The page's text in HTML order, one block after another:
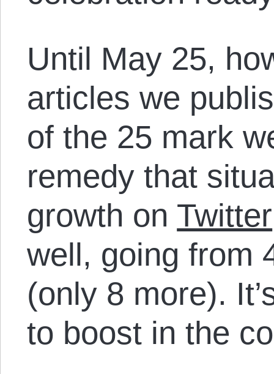
Until May 25,
articles we
of the 25 mark
remedy that
growth on Twitter
well, going from
(only 8 more).
to boost in the